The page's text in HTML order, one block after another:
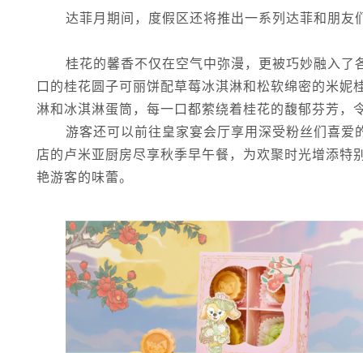
达菲月期间，度假区还将推出一系列达菲和朋
桂花的馨香不仅在空气中弥漫，更被巧妙融入
口的桂花圆子可丽饼配草莓冰淇淋和松软绵密的米
淋和冰淇淋蛋筒，每一口都萦绕着桂花的馥郁芬芳，
游客还可以前往皇家宴会厅享用深受粉丝们喜
店的卢米亚厨房尽享秋季早午餐，为欢聚时光增添
艳游客的味蕾。